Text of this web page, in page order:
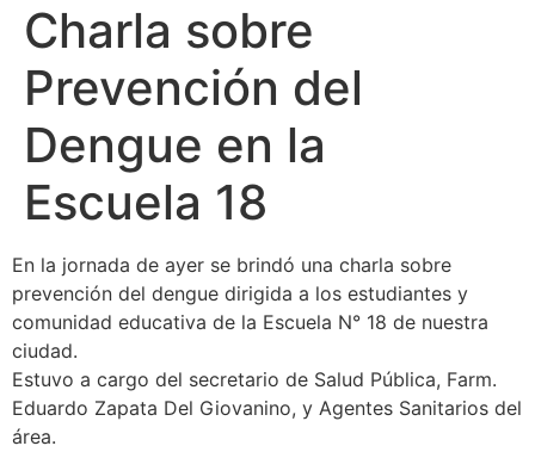
Charla sobre
Prevención del
Dengue en la
Escuela 18
En la jornada de ayer se brindó una charla sobre
prevención del dengue dirigida a los estudiantes y
comunidad educativa de la Escuela N° 18 de nuestra
ciudad.
Estuvo a cargo del secretario de Salud Pública, Farm.
Eduardo Zapata Del Giovanino, y Agentes Sanitarios del
área.